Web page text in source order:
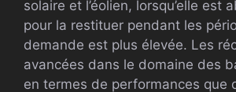
solaire et l’éolien, lorsqu’elle est
pour la restituer pendant les
demande est plus élevée. Les
avancées dans le domaine des
en termes de performances que